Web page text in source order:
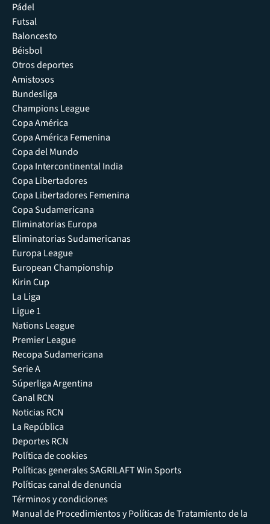
Pádel
Futsal
Baloncesto
Béisbol
Otros deportes
Amistosos
Bundesliga
Champions League
Copa América
Copa América Femenina
Copa del Mundo
Copa Intercontinental India
Copa Libertadores
Copa Libertadores Femenina
Copa Sudamericana
Eliminatorias Europa
Eliminatorias Sudamericanas
Europa League
European Championship
Kirin Cup
La Liga
Ligue 1
Nations League
Premier League
Recopa Sudamericana
Serie A
Súperliga Argentina
Canal RCN
Noticias RCN
La República
Deportes RCN
Política de cookies
Políticas generales SAGRILAFT Win Sports
Políticas canal de denuncia
Términos y condiciones
Manual de Procedimientos y Políticas de Tratamiento de la